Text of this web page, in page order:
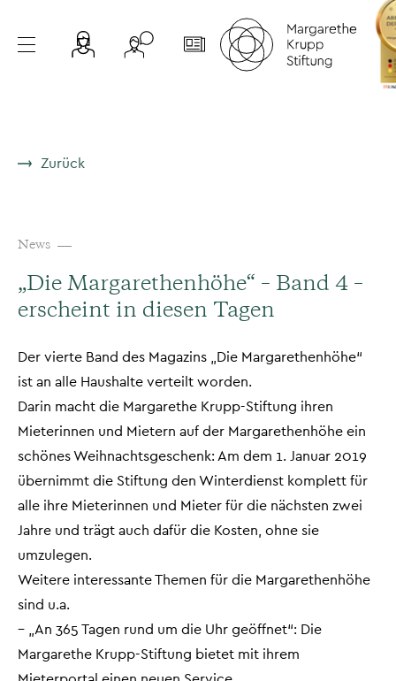
Zurück
News
„Die Margarethenhöhe“ – Band 4 –
erscheint in diesen Tagen
Der vierte Band des Magazins „Die Margarethenhöhe“
ist an alle Haushalte verteilt worden.
Darin macht die Margarethe Krupp-Stiftung ihren
Mieterinnen und Mietern auf der Margarethenhöhe ein
schönes Weihnachtsgeschenk: Am dem 1. Januar 2019
übernimmt die Stiftung den Winterdienst komplett für
alle ihre Mieterinnen und Mieter für die nächsten zwei
Jahre und trägt auch dafür die Kosten, ohne sie
umzulegen.
Weitere interessante Themen für die Margarethenhöhe
sind u.a.
– „An 365 Tagen rund um die Uhr geöffnet“: Die
Margarethe Krupp-Stiftung bietet mit ihrem